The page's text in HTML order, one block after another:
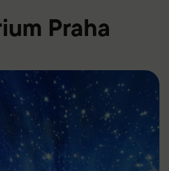
Praha